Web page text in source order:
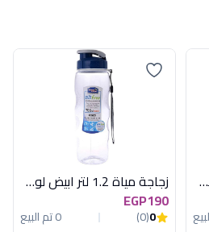
طقم 6 مج 25 س ل كلير لومينارك اماراتي
زجاجة مياة 1.2 لتر ابيض لوك& لوك
EGP190
0
(0)
0 تم البيع